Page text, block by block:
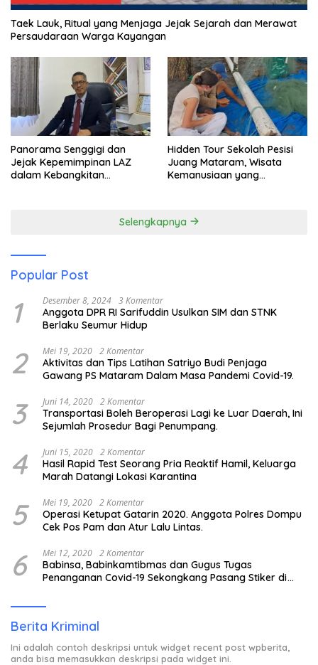
Taek Lauk, Ritual yang Menjaga Jejak Sejarah dan Merawat
Persaudaraan Warga Kayangan
Panorama Senggigi dan
Jejak Kepemimpinan LAZ
dalam Kebangkitan
Hidden Tour Sekolah Pesisi
Juang Mataram, Wisata
Kemanusiaan yang
Selengkapnya
Popular Post
1 Desember 8, 2024 3 Komentar
Anggota DPR RI Sarifuddin Usulkan SIM dan STNK
Berlaku Seumur Hidup
2 Mei 19, 2020 2 Komentar
Aktivitas dan Tips Latihan Satriyo Budi Penjaga
Gawang PS Mataram Dalam Masa Pandemi Covid-19.
3 Juni 14, 2020 2 Komentar
Transportasi Boleh Beroperasi Lagi ke Luar Daerah, Ini
Sejumlah Prosedur Bagi Penumpang.
4 Juni 15, 2020 2 Komentar
Hasil Rapid Test Seorang Pria Reaktif Hamil, Keluarga
Marah Datangi Lokasi Karantina
5 Mei 19, 2020 2 Komentar
Operasi Ketupat Gatarin 2020. Anggota Polres Dompu
Cek Pos Pam dan Atur Lalu Lintas.
6 Mei 12, 2020 2 Komentar
Babinsa, Babinkamtibmas dan Gugus Tugas
Penanganan Covid-19 Sekongkang Pasang Stiker di
Berita Kriminal
Ini adalah contoh deskripsi untuk widget recent post wpberita,
anda bisa memasukkan deskripsi pada widget ini.